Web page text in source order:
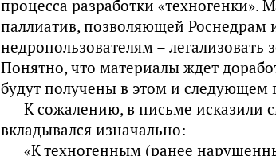
процесса разработки
паллиатив, позволяющей Роснедрам
недропользователям – легализовать
Понятно, что материалы ждет
будут получены в этом и следующем
К сожалению, в письме исказили
вкладывался изначально:
«К техногенным (ранее